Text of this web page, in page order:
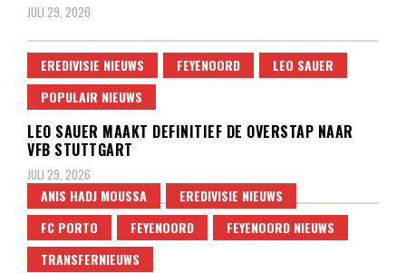
JULI 29, 2026
EREDIVISIE NIEUWS FEYENOORD
LEO SAUER
POPULAIR NIEUWS
LEO SAUER MAAKT DEFINITIEF DE OVERSTAP NAAR
VFB STUTTGART
JULI 29, 2026
ANIS HADJ MOUSSA
EREDIVISIE NIEUWS
FC PORTO
FEYENOORD
FEYENOORD NIEUWS
TRANSFERNIEUWS